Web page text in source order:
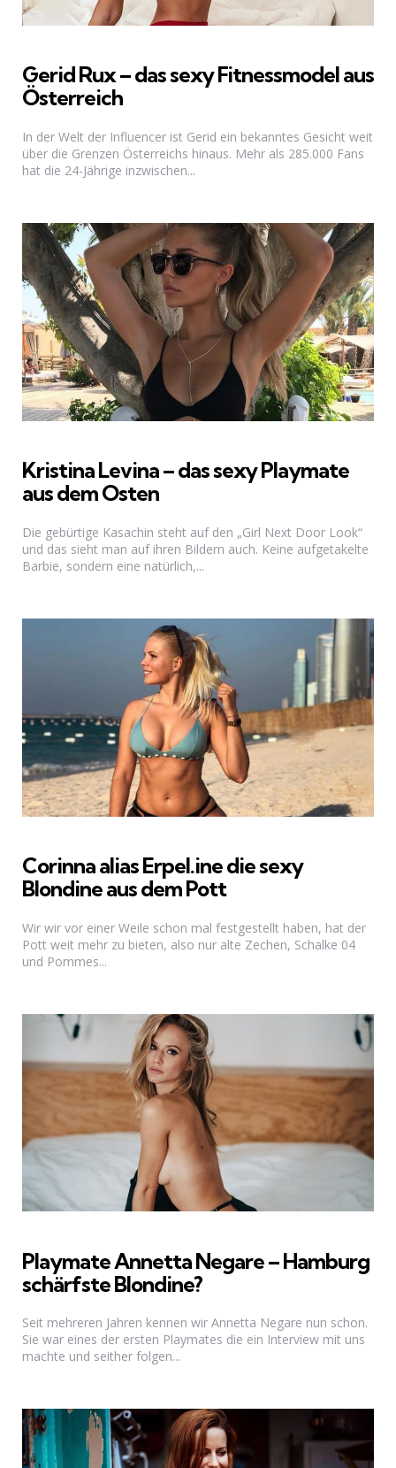
Gerid Rux – das sexy Fitnessmodel aus
Österreich
In der Welt der Influencer ist Gerid ein bekanntes Gesicht weit
über die Grenzen Österreichs hinaus. Mehr als 285.000 Fans
hat die 24-Jährige inzwischen...
Kristina Levina – das sexy Playmate
aus dem Osten
Die gebürtige Kasachin steht auf den „Girl Next Door Look“
und das sieht man auf ihren Bildern auch. Keine aufgetakelte
Barbie, sondern eine natürlich,...
Corinna alias Erpel.ine die sexy
Blondine aus dem Pott
Wir wir vor einer Weile schon mal festgestellt haben, hat der
Pott weit mehr zu bieten, also nur alte Zechen, Schalke 04
und Pommes...
Playmate Annetta Negare – Hamburg
schärfste Blondine?
Seit mehreren Jahren kennen wir Annetta Negare nun schon.
Sie war eines der ersten Playmates die ein Interview mit uns
machte und seither folgen...